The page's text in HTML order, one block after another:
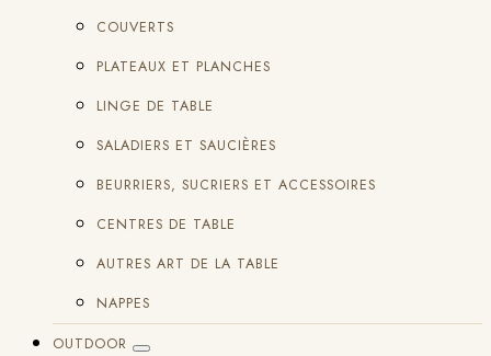
COUVERTS
PLATEAUX ET PLANCHES
LINGE DE TABLE
SALADIERS ET SAUCIÈRES
BEURRIERS, SUCRIERS ET ACCESSOIRES
CENTRES DE TABLE
AUTRES ART DE LA TABLE
NAPPES
OUTDOOR